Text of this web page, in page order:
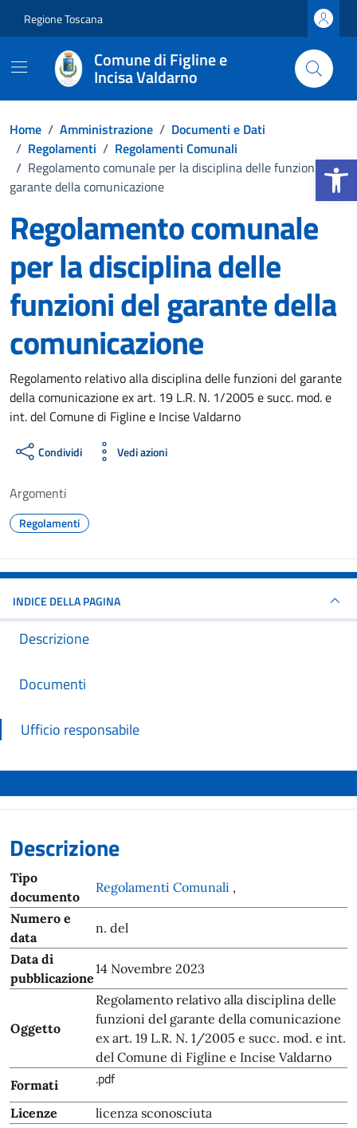
Apri la
Regione Toscana
Comune di Figline e
Incisa Valdarno
Home / Amministrazione / Documenti e Dati
/ Regolamenti / Regolamenti Comunali
/ Regolamento comunale per la disciplina delle funzioni del
garante della comunicazione
Regolamento comunale
per la disciplina delle
funzioni del garante della
comunicazione
Dettagli del documento
Regolamento relativo alla disciplina delle funzioni del garante
della comunicazione ex art. 19 L.R. N. 1/2005 e succ. mod. e
int. del Comune di Figline e Incise Valdarno
Condividi Vedi azioni
Argomenti
Regolamenti
INDICE DELLA PAGINA
Descrizione
Documenti
Ufficio responsabile
Descrizione
Tipo
documento
Regolamenti Comunali ,
Numero e
data
n. del
Data di
pubblicazione
14 Novembre 2023
Oggetto
Regolamento relativo alla disciplina delle
funzioni del garante della comunicazione
ex art. 19 L.R. N. 1/2005 e succ. mod. e int.
del Comune di Figline e Incise Valdarno
Formati
.pdf
Licenze licenza sconosciuta